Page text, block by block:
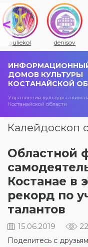
auliekol denisov
ДОМОВ КУЛЬТУРЫ
КОСТАНАЙСКОЙ
Управления культуры
Костанайской области
Калейдоскоп
Областной
Костанае в
рекорд по
талантов
15.06.2019
Поделитесь с